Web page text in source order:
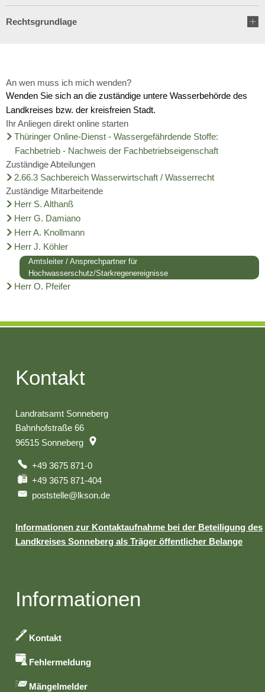
Bürgerservice Thüringen
Förderung von Projekten im
Historisches
Weitere ehrenamtliche
AGATHE-Seniorenberatung
Ausblick auf
Rechtsgrundlage
Ihr Anliegen direkt online starten
Thüringer Online-Dienst - Wassergefährdende Stoffe:
Fachbetrieb - Nachweis der Fachbetriebseigenschaft
An wen muss ich mich wenden?
Wenden Sie sich an die zuständige untere Wasserbehörde des
Landkreises bzw. der kreisfreien Stadt.
Zuständige Abteilungen
2.66.3 Sachbereich Wasserwirtschaft / Wasserrecht
Zuständige Mitarbeitende
Herr S. Althanß
Herr G. Damiano
Herr A. Knollmann
Herr J. Köhler
Amtsleiter / Ansprechpartner für
Hochwasserschutz/Starkregenereignisse
Herr O. Pfeifer
Kontakt
Landratsamt Sonneberg
Bahnhofstraße 66
96515 Sonneberg
+49 3675 871-0
+49 3675 871-404
poststelle@lkson.de
Informationen zur Kontaktaufnahme bei der Beteiligung des
Landkreises Sonneberg als Träger öffentlicher Belange
Informationen
Kontakt
Fehlermeldung
Mängelmelder